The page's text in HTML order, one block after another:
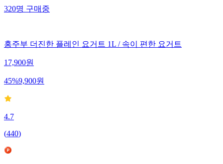
320명 구매중
홍주부 더진한 플레인 요거트 1L / 속이 편한 요거트
17,900원
45%9,900원
4.7
(440)